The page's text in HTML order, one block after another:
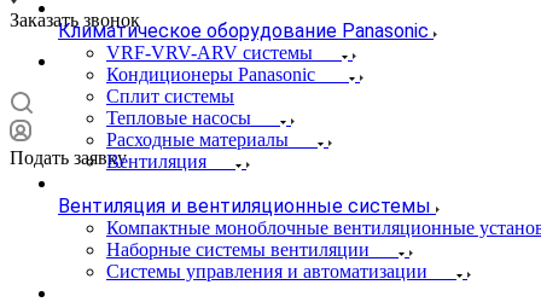
Заказать звонок
Подать заявку
Климатическое оборудование Panasonic
VRF-VRV-ARV системы
Кондиционеры Panasonic
Сплит системы
Тепловые насосы
Расходные материалы
Вентиляция
Вентиляция и вентиляционные системы
Компактные моноблочные вентиляционные
Наборные системы вентиляции
Системы управления и автоматизации